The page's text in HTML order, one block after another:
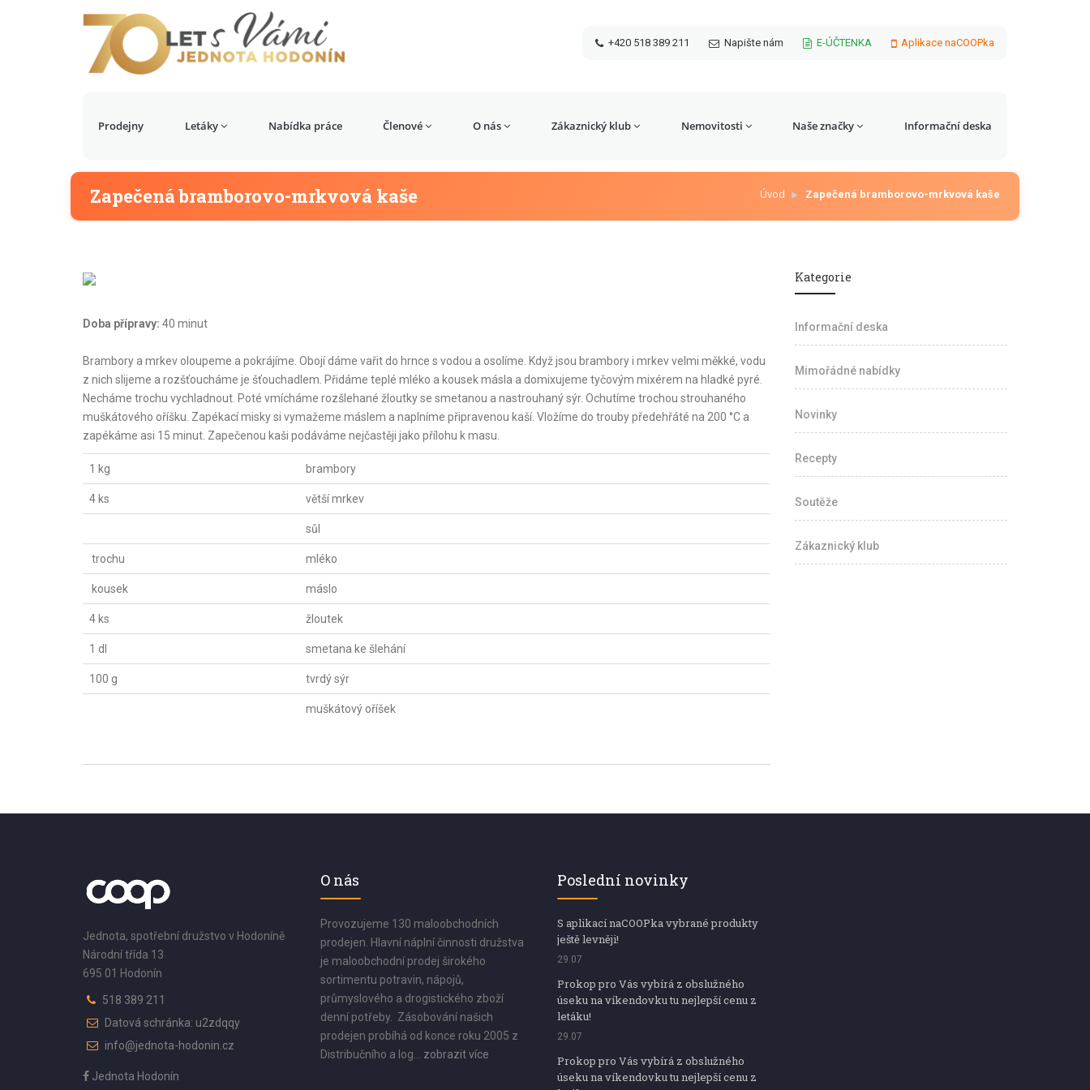
+420 518 389 211 Napište nám E-ÚČTENKA Aplikace naCOOPka
Prodejny Letáky Nabídka práce Členové O nás Zákaznický klub Nemovitosti Naše značky Informační deska
Zapečená bramborovo-mrkvová kaše Úvod Zapečená bramborovo-mrkvová kaše
Doba přípravy: 40 minut
Brambory a mrkev oloupeme a pokrájíme. Obojí dáme vařit do hrnce s vodou a osolíme. Když jsou brambory i mrkev velmi měkké, vodu
z nich slijeme a rozšťoucháme je šťouchadlem. Přidáme teplé mléko a kousek másla a domixujeme tyčovým mixérem na hladké pyré.
Necháme trochu vychladnout. Poté vmícháme rozšlehané žloutky se smetanou a nastrouhaný sýr. Ochutíme trochou strouhaného
muškátového oříšku. Zapékací misky si vymažeme máslem a naplníme připravenou kaší. Vložíme do trouby předehřáté na 200 °C a
zapékáme asi 15 minut. Zapečenou kaši podáváme nejčastěji jako přílohu k masu.
1 kg brambory
4 ks větší mrkev
sůl
trochu mléko
kousek máslo
4 ks žloutek
1 dl smetana ke šlehání
100 g tvrdý sýr
muškátový oříšek
Kategorie
Informační deska
Mimořádné nabídky
Novinky
Recepty
Soutěže
Zákaznický klub
Jednota, spotřební družstvo v Hodoníně
Národní třída 13
695 01 Hodonín
518 389 211
Datová schránka: u2zdqqy
info@jednota-hodonin.cz
Jednota Hodonín
O nás
Provozujeme 130 maloobchodních
prodejen. Hlavní náplní činnosti družstva
je maloobchodní prodej širokého
sortimentu potravin, nápojů,
průmyslového a drogistického zboží
denní potřeby. Zásobování našich
prodejen probíhá od konce roku 2005 z
Distribučního a log... zobrazit více
Poslední novinky
S aplikací naCOOPka vybrané produkty
ještě levněji!
29.07
Prokop pro Vás vybírá z obslužného
úseku na víkendovku tu nejlepší cenu z
letáku!
29.07
Prokop pro Vás vybírá z obslužného
úseku na víkendovku tu nejlepší cenu z